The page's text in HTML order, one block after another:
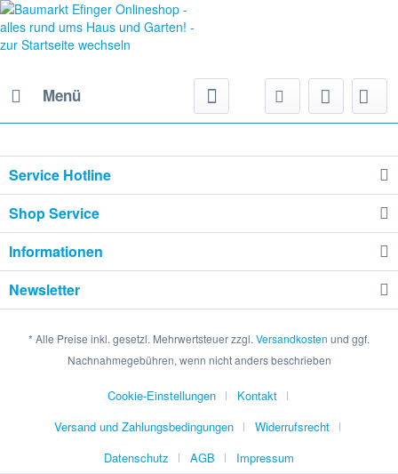
Menü
Service Hotline
Shop Service
Informationen
Newsletter
* Alle Preise inkl. gesetzl. Mehrwertsteuer zzgl. Versandkosten und ggf.
Nachnahmegebühren, wenn nicht anders beschrieben
Cookie-Einstellungen
Kontakt
Versand und Zahlungsbedingungen
Widerrufsrecht
Datenschutz
AGB Impressum